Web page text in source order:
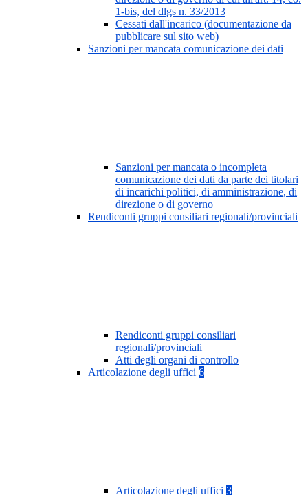
1-bis, del dlgs n. 33/2013
Cessati dall'incarico (documentazione da
pubblicare sul sito web)
Sanzioni per mancata comunicazione dei dati
Sanzioni per mancata o incompleta
comunicazione dei dati da parte dei titolari
di incarichi politici, di amministrazione, di
direzione o di governo
Rendiconti gruppi consiliari regionali/provinciali
Rendiconti gruppi consiliari
regionali/provinciali
Atti degli organi di controllo
Articolazione degli uffici 6
Articolazione degli uffici 3